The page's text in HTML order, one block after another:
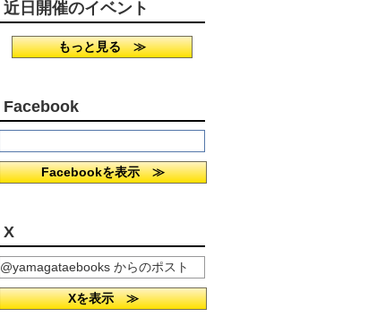
近日開催のイベント
もっと見る ≫
Facebook
Facebookを表示 ≫
X
@yamagataebooks からのポスト
Xを表示 ≫